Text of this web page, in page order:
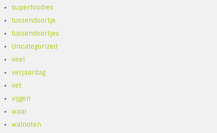
superfoodies
tussendoortje
tussendoortjes
Uncategorized
veel
verjaardag
vet
vijgen
waar
walnoten